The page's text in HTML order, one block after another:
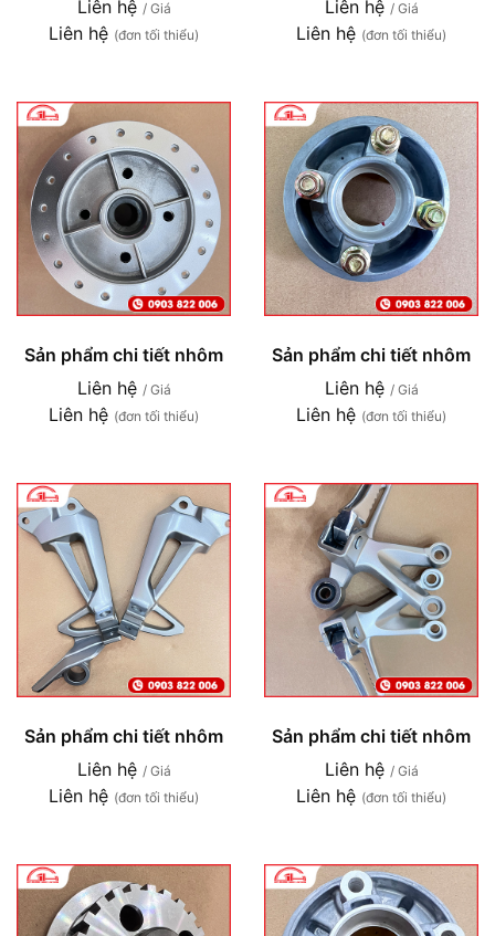
Liên hệ / Giá
Liên hệ (đơn tối thiểu)
Liên hệ / Giá
Liên hệ (đơn tối thiểu)
Sản phẩm chi tiết nhôm
Liên hệ / Giá
Liên hệ (đơn tối thiểu)
Sản phẩm chi tiết nhôm
Liên hệ / Giá
Liên hệ (đơn tối thiểu)
Sản phẩm chi tiết nhôm
Liên hệ / Giá
Liên hệ (đơn tối thiểu)
Sản phẩm chi tiết nhôm
Liên hệ / Giá
Liên hệ (đơn tối thiểu)